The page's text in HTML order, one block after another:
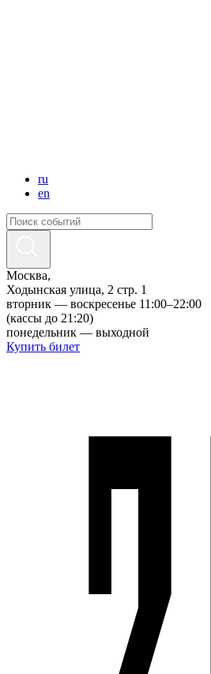
ru
en
Москва,
Ходынская улица, 2 стр. 1
вторник — воскресенье 11:00–22:00
(кассы до 21:20)
понедельник — выходной
Купить билет